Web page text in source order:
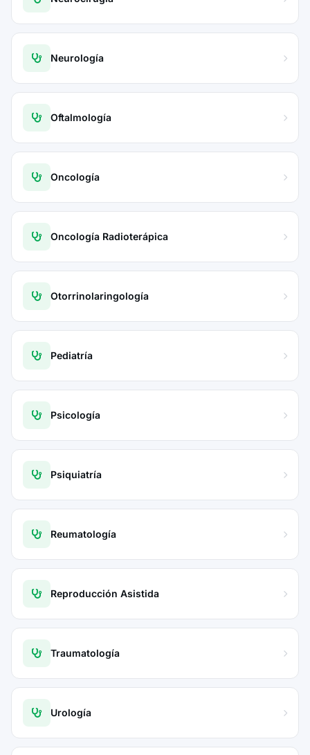
Neurología
Oftalmología
Oncología
Oncología Radioterápica
Otorrinolaringología
Pediatría
Psicología
Psiquiatría
Reumatología
Reproducción Asistida
Traumatología
Urología